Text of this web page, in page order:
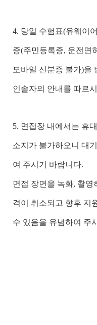
4. 당일 수험표(유웨이
증(주민등록증, 운전면
모바일 신분증 불가)을
인솔자의 안내를 따르
5. 면접장 내에서는 휴
소지가 불가하오니 대
여 주시기 바랍니다.
면접 장면을 녹화, 촬
격이 취소되고 향후 지
수 있음을 유념하여 주